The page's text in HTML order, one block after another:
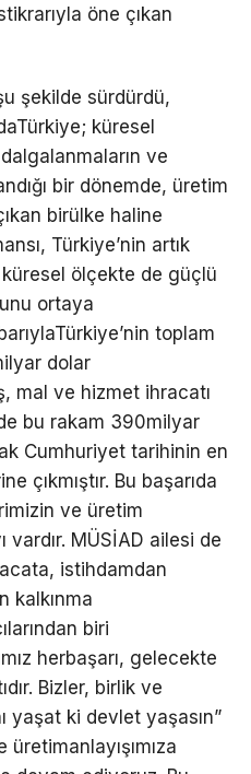
öne çıkan
şekilde sürdürdü,
küresel
ve
bir dönemde, üretim
birülke haline
Türkiye’nin artık
ölçekte de güçlü
ortaya
toplam
dolar
mal ve hizmet ihracatı
bu rakam 390milyar
Cumhuriyet tarihinin en
çıkmıştır. Bu başarıda
ve üretim
MÜSİAD ailesi de
istihdamdan
kalkınma
biri
herbaşarı, gelecekte
Bizler, birlik ve
yaşat ki devlet yaşasın”